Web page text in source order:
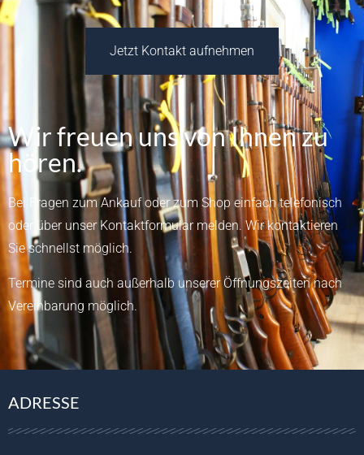
Jetzt Kontakt aufnehmen
Wir freuen uns von Ihnen zu
hören.
Bei Fragen zum Ankauf oder zum Shop einfach telefonisch
oder über unser Kontaktformularmelden.Wir kontaktieren
Sie schnellst möglich.
Termine sind auch außerhalb unserer Öffnungszeiten nach
Vereinbarung möglich.
ADRESSE